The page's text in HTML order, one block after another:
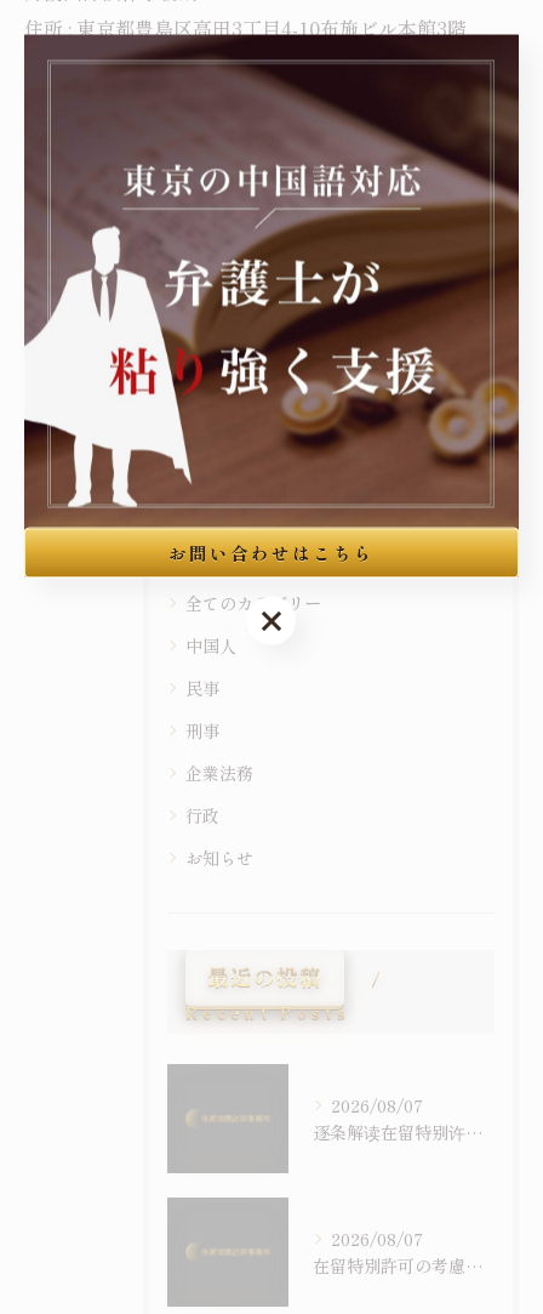
住所 : 東京都豊島区高田3丁目4-10布施ビル本館3階
電話番号 :050-7587-4639
----------------------------------------------------------------------
< 前のページ 一覧に戻る 次のページ >
カテゴリー
Categories
全てのカテゴリー
中国人
民事
刑事
企業法務
行政
お知らせ
最近の投稿
Recent Posts
2026/08/07
逐条解读在留特别许可之考量事由｜令和6年施行之入管法50条5项与主张之构筑
2026/08/07
在留特別許可の考慮事情を逐条で読む｜令和6年施行の入管法50条5項と主張の組み立て方
お問い合わせはこちら
お問い合わせはこちら